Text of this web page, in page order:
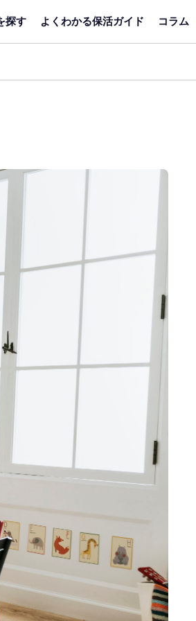
探す よくわかる保活ガイド コラム